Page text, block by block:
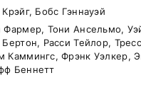
Бобс Гэннауэй
Фармер, Тони Ансельмо,
Бертон, Расси Тейлор,
Каммингс, Фрэнк Уэлкер,
Беннетт